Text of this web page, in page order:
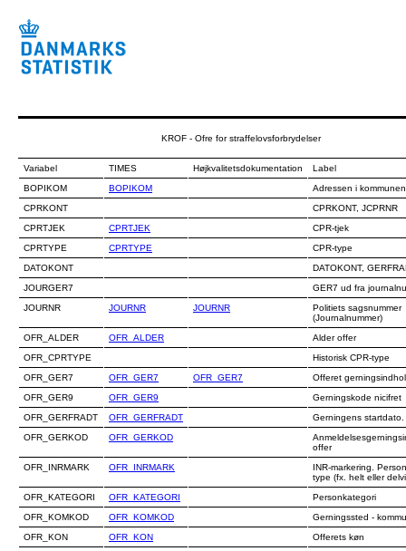
KROF - Ofre for straffelovsforbrydelser
Variabel TIMES Højkvalitetsdokumentation
Label
BOPIKOM
BOPIKOM
Adressen i kommunen
CPRKONT
CPRKONT, JCPRNR
CPRTJEK
CPRTJEK
CPR-tjek
CPRTYPE
CPRTYPE
CPR-type
DATOKONT
DATOKONT,
JOURGER7
GER7 ud fra
JOURNR
JOURNR JOURNR
Politiets sagsnummer
(Journalnummer)
OFR_ALDER
OFR_ALDER
Alder offer
OFR_CPRTYPE
Historisk CPR-type
OFR_GER7
OFR_GER7 OFR_GER7
Offeret
OFR_GER9
OFR_GER9
Gerningskode nicifret
OFR_GERFRADT
OFR_GERFRADT
Gerningens startdato.
OFR_GERKOD
OFR_GERKOD
offer
OFR_INRMARK
OFR_INRMARK
INR-markering.
type (fx. helt eller
OFR_KATEGORI
OFR_KATEGORI
Personkategori
OFR_KOMKOD
OFR_KOMKOD
Gerningssted -
OFR_KON
OFR_KON
Offerets køn